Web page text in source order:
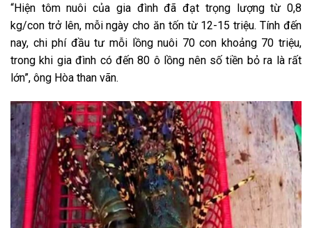
“Hiện tôm nuôi của gia đình đã đạt trọng lượng từ 0,8
kg/con trở lên, mỗi ngày cho ăn tốn từ 12-15 triệu. Tính đến
nay, chi phí đầu tư mỗi lồng nuôi 70 con khoảng 70 triệu,
trong khi gia đình có đến 80 ô lồng nên số tiền bỏ ra là rất
lớn”, ông Hòa than vãn.